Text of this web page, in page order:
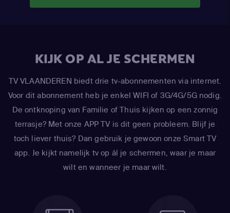
KIJK OP AL JE SCHERMEN
TV VLAANDEREN biedt drie tv-abonnementen via internet.
Voor dit abonnement heb je enkel WIFI of 3G/4G/5G nodig.
De ontknoping van Familie of Thuis kijken op een zonnig
terrasje? Met onze APP TV is dit geen probleem. Blijf je
toch liever thuis? Dan gebruik je gewoon onze Smart TV
app. Je kijkt namelijk tv op ál je schermen, waar je maar
wilt en wanneer je maar wilt.